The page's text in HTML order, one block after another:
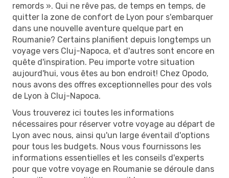
remords ». Qui ne rêve pas, de temps en temps, de
quitter la zone de confort de Lyon pour s'embarquer
dans une nouvelle aventure quelque part en
Roumanie? Certains planifient depuis longtemps un
voyage vers Cluj-Napoca, et d'autres sont encore en
quête d'inspiration. Peu importe votre situation
aujourd'hui, vous êtes au bon endroit! Chez Opodo,
nous avons des offres exceptionnelles pour des vols
de Lyon à Cluj-Napoca.
Vous trouverez ici toutes les informations
nécessaires pour réserver votre voyage au départ de
Lyon avec nous, ainsi qu'un large éventail d'options
pour tous les budgets. Nous vous fournissons les
informations essentielles et les conseils d'experts
pour que votre voyage en Roumanie se déroule dans